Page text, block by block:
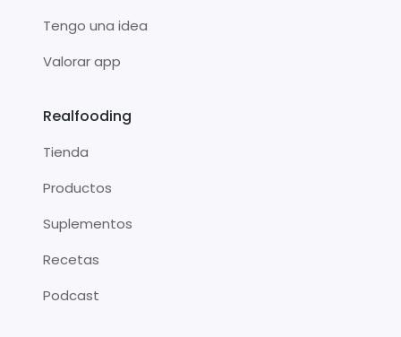
Tengo una idea
Valorar app
Realfooding
Tienda
Productos
Suplementos
Recetas
Podcast